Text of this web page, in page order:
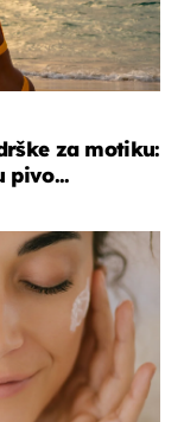
za motiku:
pivo...